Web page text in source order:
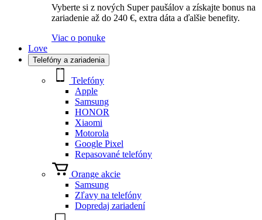
Vyberte si z nových Super paušálov a získajte bonus na
zariadenie až do 240 €, extra dáta a ďalšie benefity.
Viac o ponuke
Love
Telefóny a zariadenia
Telefóny
Apple
Samsung
HONOR
Xiaomi
Motorola
Google Pixel
Repasované telefóny
Orange akcie
Samsung
Zľavy na telefóny
Dopredaj zariadení